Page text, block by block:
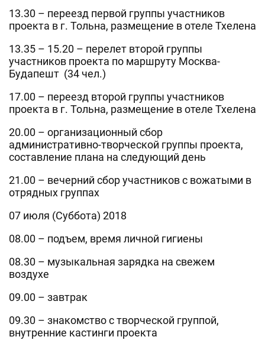
13.30 – переезд первой группы участников
проекта в г. Тольна, размещение в отеле Тхелена
13.35 – 15.20 – перелет второй группы
участников проекта по маршруту Москва-
Будапешт (34 чел.)
17.00 – переезд второй группы участников
проекта в г. Тольна, размещение в отеле Тхелена
20.00 – организационный сбор
административно-творческой группы проекта,
составление плана на следующий день
21.00 – вечерний сбор участников с вожатыми в
отрядных группах
07 июля (Суббота) 2018
08.00 – подъем, время личной гигиены
08.30 – музыкальная зарядка на свежем
воздухе
09.00 – завтрак
09.30 – знакомство с творческой группой,
внутренние кастинги проекта